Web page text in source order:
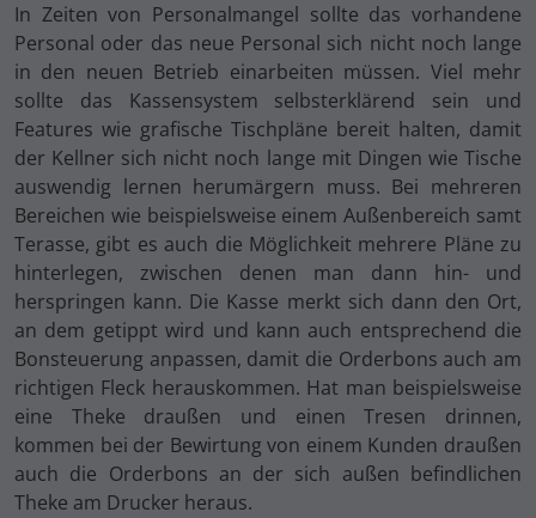
In Zeiten von Personalmangel sollte das vorhandene
Personal oder das neue Personal sich nicht noch lange
in den neuen Betrieb einarbeiten müssen. Viel mehr
sollte das Kassensystem selbsterklärend sein und
Features wie grafische Tischpläne bereit halten, damit
der Kellner sich nicht noch lange mit Dingen wie Tische
auswendig lernen herumärgern muss. Bei mehreren
Bereichen wie beispielsweise einem Außenbereich samt
Terasse, gibt es auch die Möglichkeit mehrere Pläne zu
hinterlegen, zwischen denen man dann hin- und
herspringen kann. Die Kasse merkt sich dann den Ort,
an dem getippt wird und kann auch entsprechend die
Bonsteuerung anpassen, damit die Orderbons auch am
richtigen Fleck herauskommen. Hat man beispielsweise
eine Theke draußen und einen Tresen drinnen,
kommen bei der Bewirtung von einem Kunden draußen
auch die Orderbons an der sich außen befindlichen
Theke am Drucker heraus.